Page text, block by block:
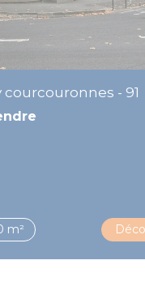
courcouronnes - 91
m²